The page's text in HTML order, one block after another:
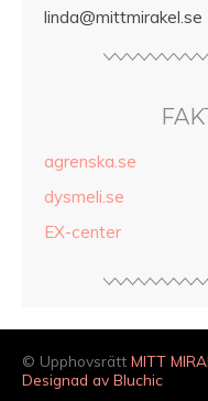
linda@mittmirakel.se
agrenska.se
dysmeli.se
EX-center
© Upphovsrätt MITT
Designad av Bluchic